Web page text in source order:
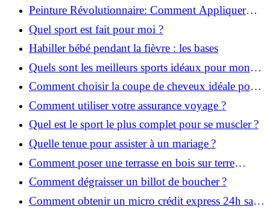
les bouffées de chaleur!
Peinture Révolutionnaire: Comment Appliquer
Deux Couleurs Sur Une Porte!
Quel sport est fait pour moi ?
Habiller bébé pendant la fièvre : les bases
Quels sont les meilleurs sports idéaux pour mon
enfant ?
Comment choisir la coupe de cheveux idéale pour
votre visage ?
Comment utiliser votre assurance voyage ?
Quel est le sport le plus complet pour se muscler ?
Quelle tenue pour assister à un mariage ?
Comment poser une terrasse en bois sur terre
battue ?
Comment dégraisser un billot de boucher ?
Comment obtenir un micro crédit express 24h sans